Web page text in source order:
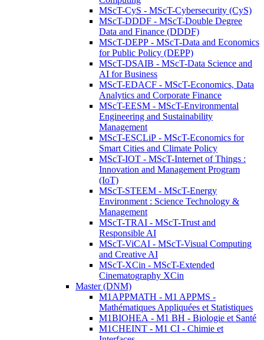
MScT-CyS - MScT-Cybersecurity (CyS)
MScT-DDDF - MScT-Double Degree
Data and Finance (DDDF)
MScT-DEPP - MScT-Data and Economics
for Public Policy (DEPP)
MScT-DSAIB - MScT-Data Science and
AI for Business
MScT-EDACF - MScT-Economics, Data
Analytics and Corporate Finance
MScT-EESM - MScT-Environmental
Engineering and Sustainability
Management
MScT-ESCLiP - MScT-Economics for
Smart Cities and Climate Policy
MScT-IOT - MScT-Internet of Things :
Innovation and Management Program
(IoT)
MScT-STEEM - MScT-Energy
Environment : Science Technology &
Management
MScT-TRAI - MScT-Trust and
Responsible AI
MScT-ViCAI - MScT-Visual Computing
and Creative AI
MScT-XCin - MScT-Extended
Cinematography XCin
Master (DNM)
M1APPMATH - M1 APPMS -
Mathématiques Appliquées et Statistiques
M1BIOHEA - M1 BH - Biologie et Santé
M1CHEINT - M1 CI - Chimie et